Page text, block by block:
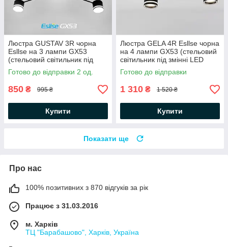
Люстра GUSTAV 3R чорна
Esllse на 3 лампи GX53
(стельовий світильник під
змінні LED лампи)
Ø850x85мм
Готово до відправки 2 од.
850 ₴ 995 ₴
Купити
Люстра GELA 4R Esllse чорна
на 4 лампи GX53 (стельовий
світильник під змінні LED
лампи) 600x600x120мм
Готово до відправки
1 310 ₴ 1 520 ₴
Купити
Показати ще
Про нас
100% позитивних з 870 відгуків за рік
Працює з 31.03.2016
м. Харків
ТЦ "Барабашово", Харків, Україна